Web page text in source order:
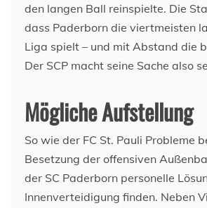
den langen Ball reinspielte. Die
dass Paderborn die viertmeisten
Liga spielt – und mit Abstand die
Der SCP macht seine Sache also
Mögliche Aufstellung
So wie der FC St. Pauli Probleme
Besetzung der offensiven
der SC Paderborn personelle
Innenverteidigung finden. Neben